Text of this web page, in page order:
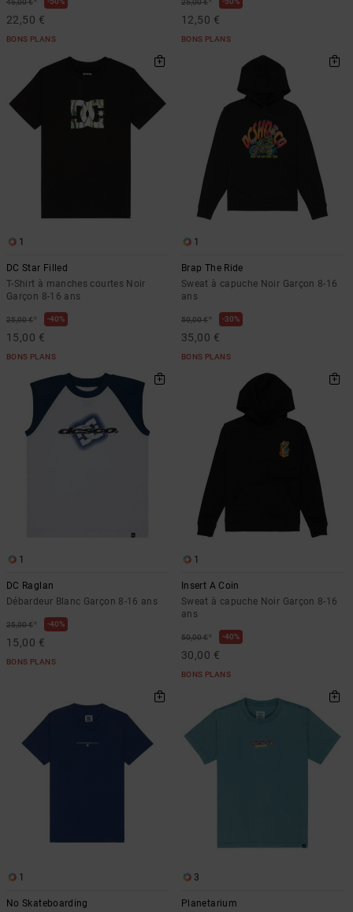
22,50 €
BONS PLANS
12,50 €
BONS PLANS
1
DC Star Filled
T-Shirt à manches courtes Noir
Garçon 8-16 ans
25,00 €* 40%
15,00 €
BONS PLANS
1
Brap The Ride
Sweat à capuche Noir Garçon 8-16
ans
50,00 €* 30%
35,00 €
BONS PLANS
1
DC Raglan
Débardeur Blanc Garçon 8-16 ans
25,00 €* 40%
15,00 €
BONS PLANS
1
Insert A Coin
Sweat à capuche Noir Garçon 8-16
ans
50,00 €* 40%
30,00 €
BONS PLANS
1
No Skateboarding
3
Planetarium